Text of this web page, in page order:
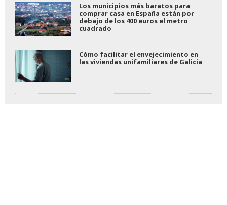
Los municipios más baratos para
comprar casa en España están por
debajo de los 400 euros el metro
cuadrado
Cómo facilitar el envejecimiento en
las viviendas unifamiliares de Galicia